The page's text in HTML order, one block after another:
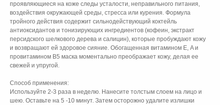
проявляющиеся на коже следы усталости, неправильного питания,
воздействия окружающей среды, стресса или курения. Формула
тройного действия содержит сильнодействующий коктейль
антиоксидантов и тонизирующих ингредиентов (кофеин, экстракт
персидского шелкового дерева и салицин), которые пробуждают кожу
и возвращают ей здоровое сияние. Обогащенная витамином Е, A и
провитамином В5 маска моментально преображает кожу, делая ее
свежей и упругой.
Способ применения:
Используйте 2-3 раза в неделю. Нанесите толстым слоем на лицо и
шею. Оставьте на 5 -10 минут. Затем осторожно удалите излишки